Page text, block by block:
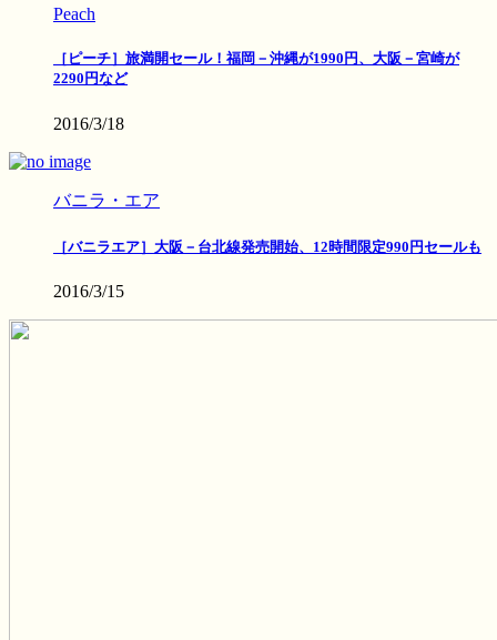
Peach
［ピーチ］旅満開セール！福岡－沖縄が1990円、大阪－宮崎が
2290円など
2016/3/18
バニラ・エア
［バニラエア］大阪－台北線発売開始、12時間限定990円セールも
2016/3/15